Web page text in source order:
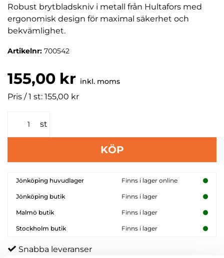
Robust brytbladskniv i metall från Hultafors med
ergonomisk design för maximal säkerhet och
bekvämlighet.
Artikelnr: 700542
155,00 kr inkl. moms
Pris / 1 st: 155,00 kr
st
KÖP
Jönköping huvudlager Finns i lager online
Jönköping butik Finns i lager
Malmö butik Finns i lager
Stockholm butik Finns i lager
Snabba leveranser